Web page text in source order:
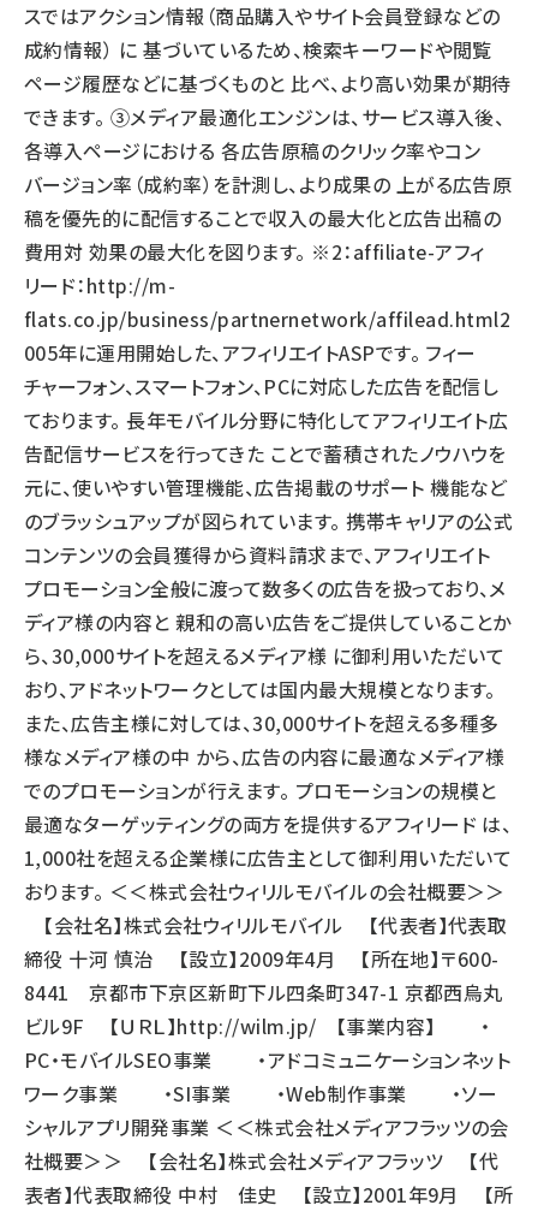
スではアクション情報（商品購入やサイト会員登録などの
成約情報） に 基づいているため、検索キーワードや閲覧
ページ履歴などに基づくものと 比べ、より高い効果が期待
できます。 ③メディア最適化エンジンは、サービス導入後、
各導入ページにおける 各広告原稿のクリック率やコン
バージョン率（成約率）を計測し、より成果の 上がる広告原
稿を優先的に配信することで収入の最大化と広告出稿の
費用対 効果の最大化を図ります。 ※2：affiliate-アフィ
リード：http://m-
flats.co.jp/business/partnernetwork/affilead.html2
005年に運用開始した、アフィリエイトASPです。 フィー
チャーフォン、スマートフォン、PCに対応した広告を配信し
ております。 長年モバイル分野に特化してアフィリエイト広
告配信サービスを行ってきた ことで蓄積されたノウハウを
元に、使いやすい管理機能、広告掲載のサポート 機能など
のブラッシュアップが図られています。 携帯キャリアの公式
コンテンツの会員獲得から資料請求まで、アフィリエイト
プロモーション全般に渡って数多くの広告を扱っており、メ
ディア様の内容と 親和の高い広告をご提供していることか
ら、30,000サイトを超えるメディア様 に御利用いただいて
おり、アドネットワークとしては国内最大規模となります。
また、広告主様に対しては、30,000サイトを超える多種多
様なメディア様の中 から、広告の内容に最適なメディア様
でのプロモーションが行えます。 プロモーションの規模と
最適なターゲッティングの両方を提供するアフィリード は、
1,000社を超える企業様に広告主として御利用いただいて
おります。 ＜＜株式会社ウィリルモバイルの会社概要＞＞
【会社名】株式会社ウィリルモバイル 【代表者】代表取
締役 十河 慎治 【設立】2009年4月 【所在地】〒600-
8441 京都市下京区新町下ル四条町347-1 京都西烏丸
ビル9F 【ＵＲＬ】http://wilm.jp/ 【事業内容】 ・
PC・モバイルSEO事業 ・アドコミュニケーションネット
ワーク事業 ・SI事業 ・Web制作事業 ・ソー
シャルアプリ開発事業 ＜＜株式会社メディアフラッツの会
社概要＞＞ 【会社名】株式会社メディアフラッツ 【代
表者】代表取締役 中村 佳史 【設立】2001年9月 【所